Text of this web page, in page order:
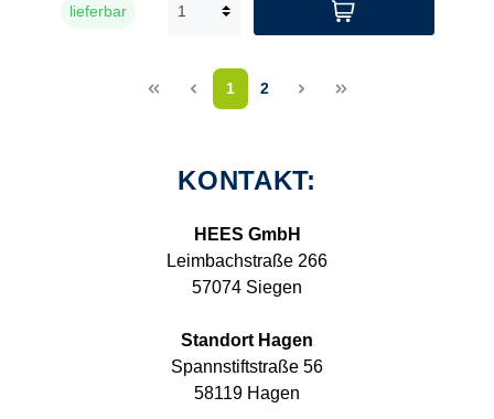
lieferbar
<< < 1 2 > >>
KONTAKT:
HEES GmbH
Leimbachstraße 266
57074 Siegen
Standort Hagen
Spannstiftstraße 56
58119 Hagen